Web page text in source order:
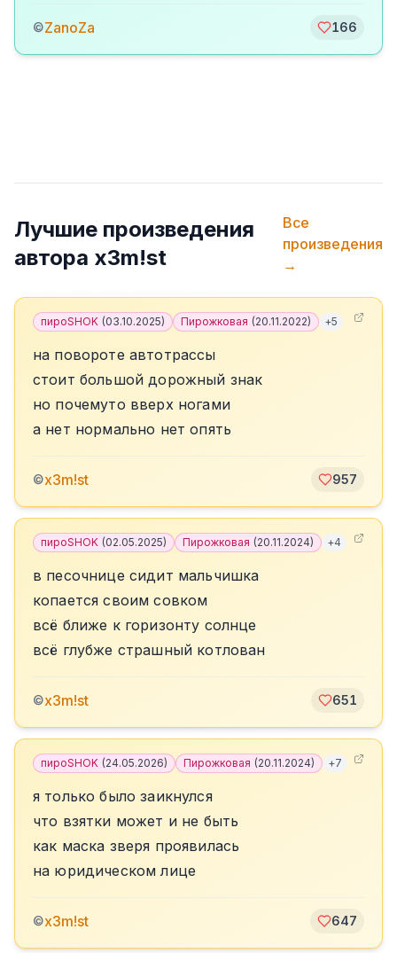
©ZanoZa 166
Лучшие произведения
автора x3m!st
Все
произведения
→
пироSHOK (03.10.2025) Пирожковая (20.11.2022) +5
на повороте автотрассы
стоит большой дорожный знак
но почемуто вверх ногами
а нет нормально нет опять
©x3m!st 957
пироSHOK (02.05.2025) Пирожковая (20.11.2024) +4
в песочнице сидит мальчишка
копается своим совком
всё ближе к горизонту солнце
всё глубже страшный котлован
©x3m!st 651
пироSHOK (24.05.2026) Пирожковая (20.11.2024) +7
я только было заикнулся
что взятки может и не быть
как маска зверя проявилась
на юридическом лице
©x3m!st 647